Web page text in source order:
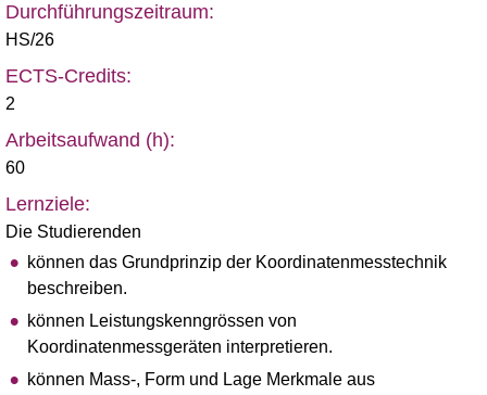
Durchführungszeitraum:
HS/26
ECTS-Credits:
2
Arbeitsaufwand (h):
60
Lernziele:
Die Studierenden
können das Grundprinzip der Koordinatenmesstechnik
beschreiben.
können Leistungskenngrössen von
Koordinatenmessgeräten interpretieren.
können Mass-, Form und Lage Merkmale aus